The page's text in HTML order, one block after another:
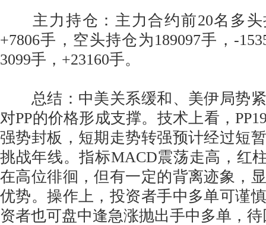
主力持仓：主力合约前20名多头
+7806手，空头持仓为189097手，-
3099手，+23160手。
总结：中美关系缓和、美伊局势紧
对PP的价格形成支撑。技术上看，
强势封板，短期走势转强预计经过短
挑战年线。指标MACD震荡走高，红
在高位徘徊，但有一定的背离迹象，
优势。操作上，投资者手中多单可谨
资者也可盘中逢急涨抛出手中多单，